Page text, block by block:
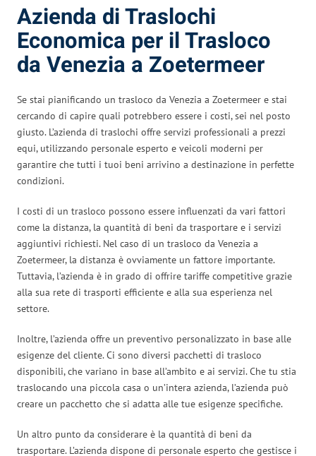
Azienda di Traslochi
Economica per il Trasloco
da Venezia a Zoetermeer
Se stai pianificando un trasloco da Venezia a Zoetermeer e stai
cercando di capire quali potrebbero essere i costi, sei nel posto
giusto. L’azienda di traslochi offre servizi professionali a prezzi
equi, utilizzando personale esperto e veicoli moderni per
garantire che tutti i tuoi beni arrivino a destinazione in perfette
condizioni.
I costi di un trasloco possono essere influenzati da vari fattori
come la distanza, la quantità di beni da trasportare e i servizi
aggiuntivi richiesti. Nel caso di un trasloco da Venezia a
Zoetermeer, la distanza è ovviamente un fattore importante.
Tuttavia, l’azienda è in grado di offrire tariffe competitive grazie
alla sua rete di trasporti efficiente e alla sua esperienza nel
settore.
Inoltre, l’azienda offre un preventivo personalizzato in base alle
esigenze del cliente. Ci sono diversi pacchetti di trasloco
disponibili, che variano in base all’ambito e ai servizi. Che tu stia
traslocando una piccola casa o un’intera azienda, l’azienda può
creare un pacchetto che si adatta alle tue esigenze specifiche.
Un altro punto da considerare è la quantità di beni da
trasportare. L’azienda dispone di personale esperto che gestisce i